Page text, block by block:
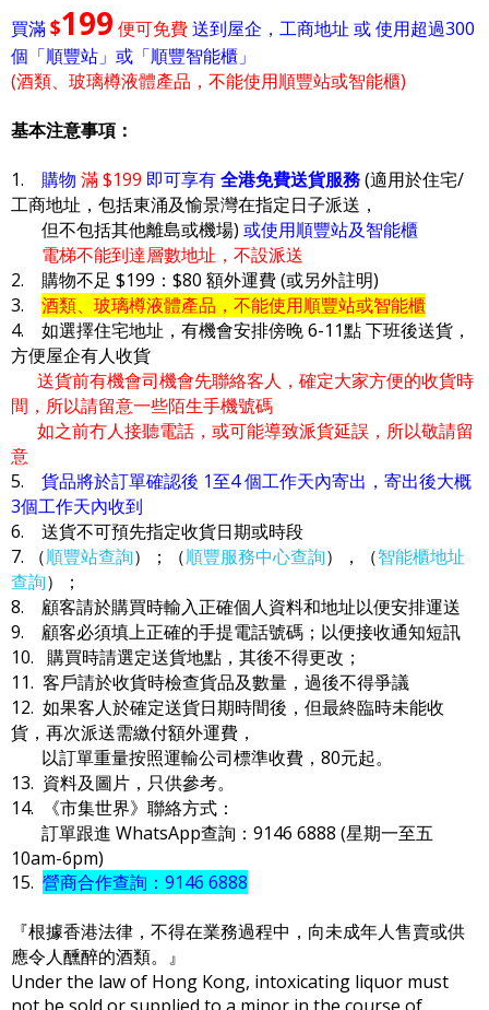
買滿$199 便可免費送到屋企，工商地址 或 使用超過300
個「順豐站」或「順豐智能櫃」
(酒類、玻璃樽液體產品，不能使用順豐站或智能櫃)
基本注意事項：
1. 購物 滿 $199 即可享有全港免費送貨服務(適用於住宅/
工商地址，包括東涌及愉景灣在指定日子派送，
但不包括其他離島或機場) 或使用順豐站及智能櫃
電梯不能到達層數地址，不設派送
2. 購物不足 $199：$80 額外運費 (或另外註明)
3. 酒類、玻璃樽液體產品，不能使用順豐站或智能櫃
4. 如選擇住宅地址，有機會安排傍晚 6-11點 下班後送貨，
方便屋企有人收貨
送貨前有機會司機會先聯絡客人，確定大家方便的收貨時
間，所以請留意一些陌生手機號碼
如之前冇人接聽電話，或可能導致派貨延誤，所以敬請留
意
5. 貨品將於訂單確認後 1至4 個工作天內寄出，寄出後大概
3個工作天內收到
6. 送貨不可預先指定收貨日期或時段
7. （順豐站查詢）；（順豐服務中心查詢），（智能櫃地址
查詢）；
8. 顧客請於購買時輸入正確個人資料和地址以便安排運送
9. 顧客必須填上正確的手提電話號碼；以便接收通知短訊
10. 購買時請選定送貨地點，其後不得更改；
11. 客戶請於收貨時檢查貨品及數量，過後不得爭議
12. 如果客人於確定送貨日期時間後，但最終臨時未能收
貨，再次派送需繳付額外運費，
以訂單重量按照運輸公司標準收費，80元起。
13. 資料及圖片，只供參考。
14. 《市集世界》聯絡方式：
訂單跟進 WhatsApp查詢：9146 6888 (星期一至五
10am-6pm)
15. 營商合作查詢：9146 6888
『根據香港法律，不得在業務過程中，向未成年人售賣或供
應令人醺醉的酒類。』
Under the law of Hong Kong, intoxicating liquor must